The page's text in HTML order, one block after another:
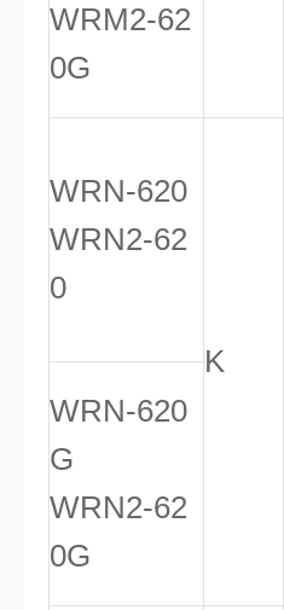
WRM2-62
0G
WRN-620
WRN2-62
0
K
WRN-620
G
WRN2-62
0G